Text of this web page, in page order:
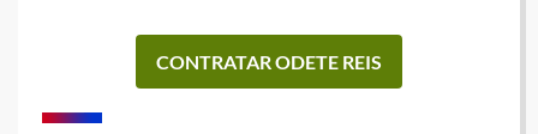
CONTRATAR ODETE REIS